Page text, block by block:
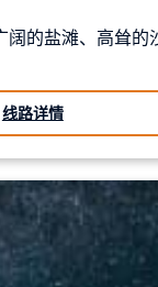
的盐滩、高耸
线路详情